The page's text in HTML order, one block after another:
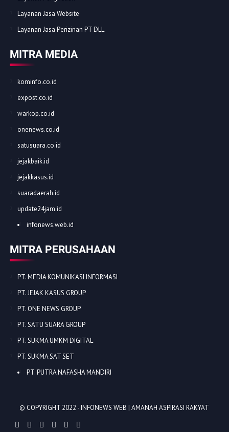
Layanan Jasa Website
Layanan Jasa Perizinan PT DLL
MITRA MEDIA
kominfo.co.id
expost.co.id
warkop.co.id
onenews.co.id
satusuara.co.id
jejakbaik.id
jejakkasus.id
suaradaerah.id
update24jam.id
infonews.web.id
MITRA PERUSAHAAN
PT. MEDIA KOMUNIKASI INFORMASI
PT. JEJAK KASUS GROUP
PT. ONE NEWS GROUP
PT. SATU SUARA GROUP
PT. SUKMA UMKM DIGITAL
PT. SUKMA SAT SET
PT. PUTRA NAFASHA MANDIRI
© COPYRIGHT 2022 -INFONEWS WEB | AMANAH ASPIRASI RAKYAT